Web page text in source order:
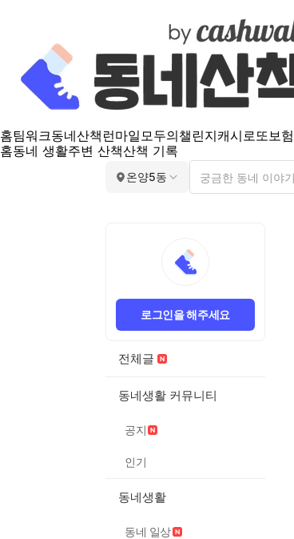
홈팀워크동네산책 런마일모두의챌린지캐시로또보험
홈동네 생활주변 산책산책 기록
온양5동
로그인을 해주세요
전체글
동네생활 커뮤니티
공지
인기
동네생활
동네 일상